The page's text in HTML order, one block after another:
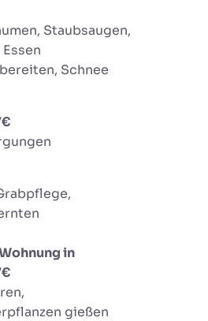
Staubsaugen,
Schnee
in
gießen